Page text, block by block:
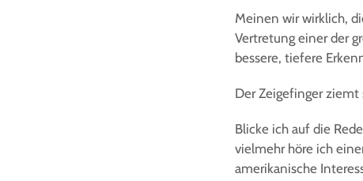
Meinen wir wirklich,
Vertretung einer der
bessere, tiefere
Der Zeigefinger
Blicke ich auf die
vielmehr höre ich
amerikanische